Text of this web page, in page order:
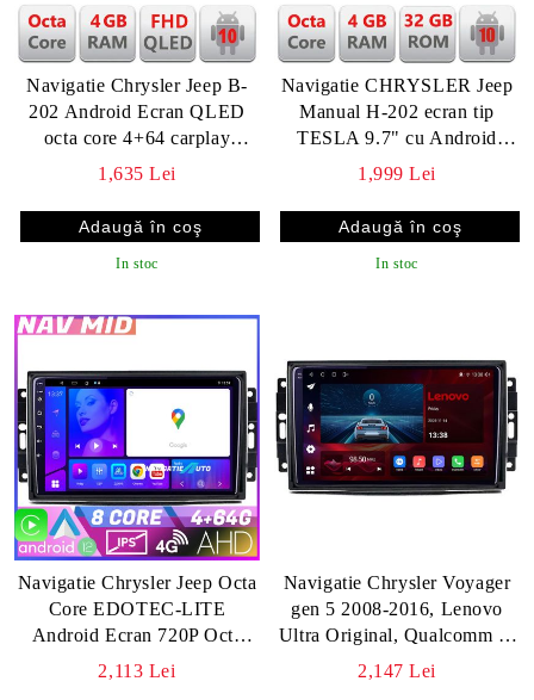
Navigatie Chrysler Jeep B-
202 Android Ecran QLED
octa core 4+64 carplay
android auto KIT-202+EDT-
1,635 Lei
In stoc
Navigatie CHRYSLER Jeep
Manual H-202 ecran tip
TESLA 9.7" cu Android
Radio Bluetooth Internet GPS
1,999 Lei
In stoc
Navigatie Chrysler Jeep Octa
Core EDOTEC-LITE
Android Ecran 720P Octa
Core 4+32 Carplay Android
2,113 Lei
Navigatie Chrysler Voyager
gen 5 2008-2016, Lenovo
Ultra Original, Qualcomm 8-
Core, 4G, Camera 360,
2,147 Lei